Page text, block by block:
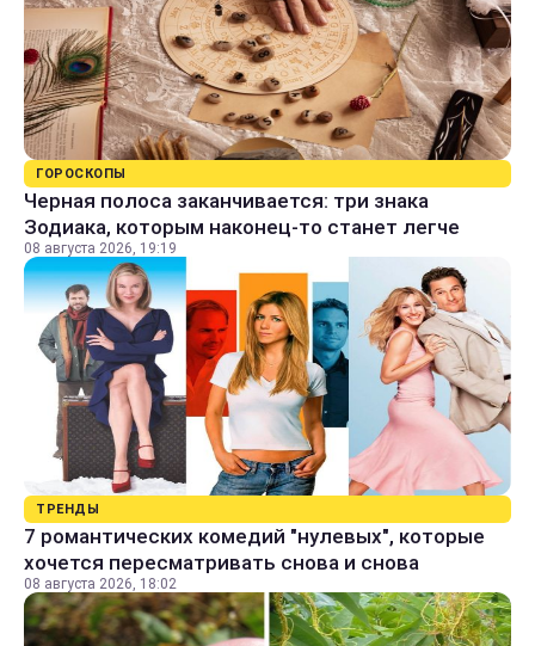
ГОРОСКОПЫ
Черная полоса заканчивается: три знака
Зодиака, которым наконец-то станет легче
08 августа 2026, 19:19
ТРЕНДЫ
7 романтических комедий "нулевых", которые
хочется пересматривать снова и снова
08 августа 2026, 18:02